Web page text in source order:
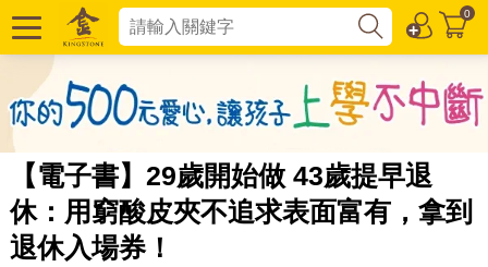
0
【電子書】29歲開始做 43歲提早退
休：用窮酸皮夾不追求表面富有，拿到
退休入場券！